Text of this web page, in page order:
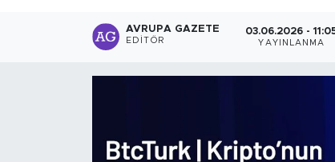
AVRUPA GAZETE
EDITÖR
03.06.2026 -
YAYINLANMA